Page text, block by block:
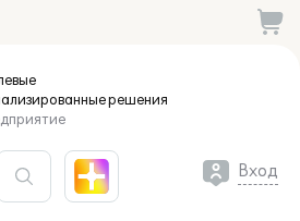
решения
Вход